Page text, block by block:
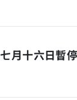
月十六日暫